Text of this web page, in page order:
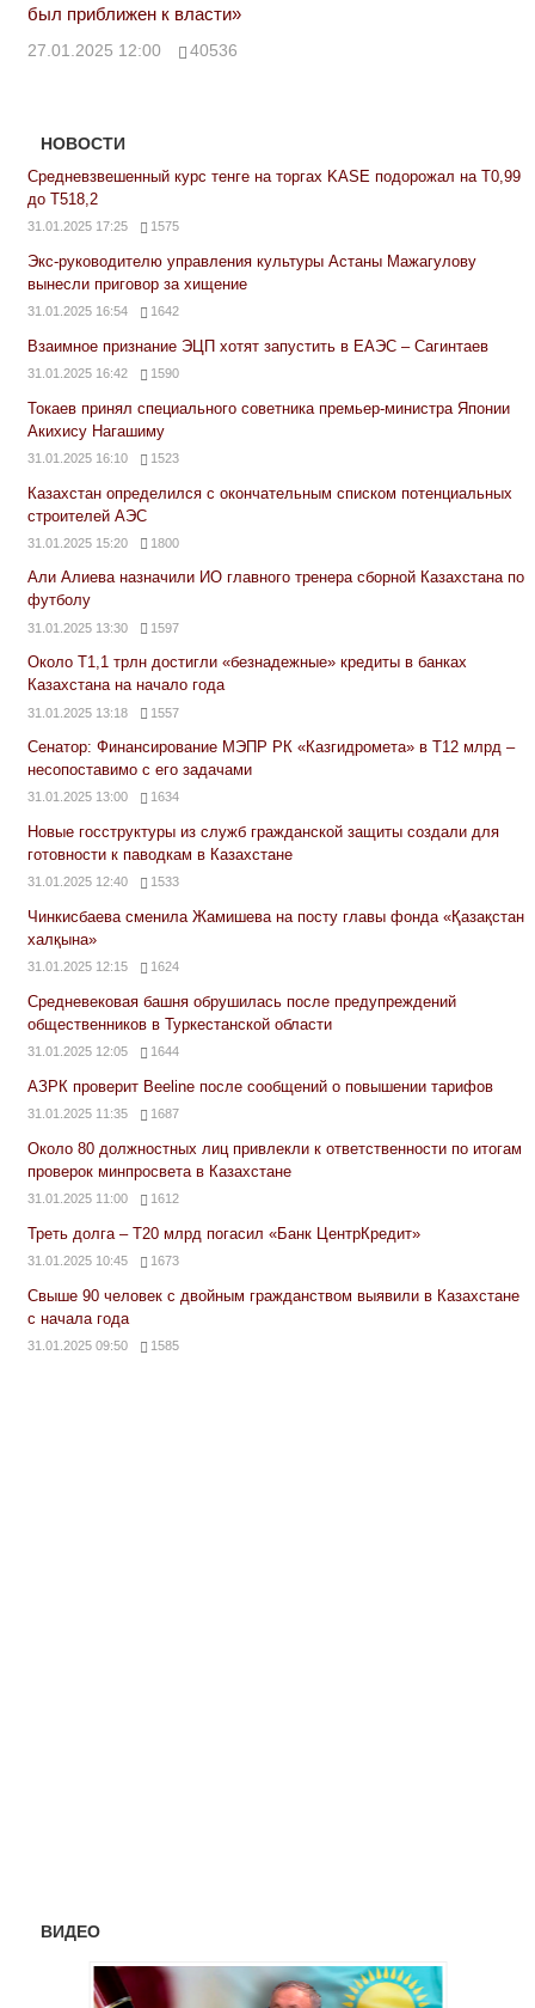
был приближен к власти»
27.01.2025 12:00 40536
НОВОСТИ
Средневзвешенный курс тенге на торгах KASE подорожал на Т0,99
до Т518,2
31.01.2025 17:25 1575
Экс-руководителю управления культуры Астаны Мажагулову
вынесли приговор за хищение
31.01.2025 16:54 1642
Взаимное признание ЭЦП хотят запустить в ЕАЭС – Сагинтаев
31.01.2025 16:42 1590
Токаев принял специального советника премьер-министра Японии
Акихису Нагашиму
31.01.2025 16:10 1523
Казахстан определился с окончательным списком потенциальных
строителей АЭС
31.01.2025 15:20 1800
Али Алиева назначили ИО главного тренера сборной Казахстана по
футболу
31.01.2025 13:30 1597
Около Т1,1 трлн достигли «безнадежные» кредиты в банках
Казахстана на начало года
31.01.2025 13:18 1557
Сенатор: Финансирование МЭПР РК «Казгидромета» в Т12 млрд –
несопоставимо с его задачами
31.01.2025 13:00 1634
Новые госструктуры из служб гражданской защиты создали для
готовности к паводкам в Казахстане
31.01.2025 12:40 1533
Чинкисбаева сменила Жамишева на посту главы фонда «Қазақстан
халқына»
31.01.2025 12:15 1624
Средневековая башня обрушилась после предупреждений
общественников в Туркестанской области
31.01.2025 12:05 1644
АЗРК проверит Beeline после сообщений о повышении тарифов
31.01.2025 11:35 1687
Около 80 должностных лиц привлекли к ответственности по итогам
проверок минпросвета в Казахстане
31.01.2025 11:00 1612
Треть долга – Т20 млрд погасил «Банк ЦентрКредит»
31.01.2025 10:45 1673
Свыше 90 человек с двойным гражданством выявили в Казахстане
с начала года
31.01.2025 09:50 1585
ВИДЕО